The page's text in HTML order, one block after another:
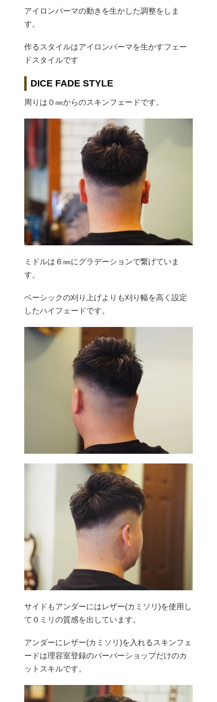
アイロンパーマの動きを生かした調整をしま
す。
作るスタイルはアイロンパーマを生かすフェー
ドスタイルです
DICE FADE STYLE
周りは０㎜からのスキンフェードです。
ミドルは６㎜にグラデーションで繋げていま
す。
ベーシックの刈り上げよりも刈り幅を高く設定
したハイフェードです。
サイドもアンダーにはレザー(カミソリ)を使用し
て０ミリの質感を出しています。
アンダーにレザー(カミソリ)を入れるスキンフェ
ードは理容室登録のバーバーショップだけのカ
ットスキルです。